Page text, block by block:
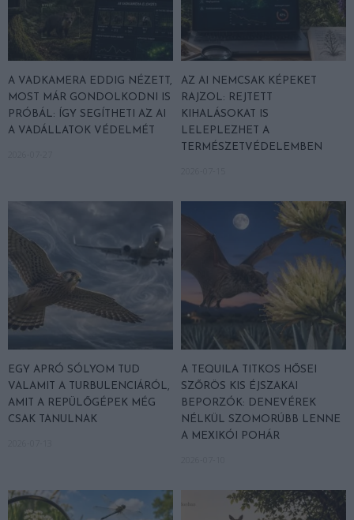
A VADKAMERA EDDIG NÉZETT,
MOST MÁR GONDOLKODNI IS
PRÓBÁL: ÍGY SEGÍTHETI AZ AI
A VADÁLLATOK VÉDELMÉT
AZ AI NEMCSAK KÉPEKET
RAJZOL: REJTETT
KIHALÁSOKAT IS
LELEPLEZHET A
TERMÉSZETVÉDELEMBEN
EGY APRÓ SÓLYOM TUD
VALAMIT A TURBULENCIÁRÓL,
AMIT A REPÜLŐGÉPEK MÉG
CSAK TANULNAK
A TEQUILA TITKOS HŐSEI
SZŐRÖS KIS ÉJSZAKAI
BEPORZÓK: DENEVÉREK
NÉLKÜL SZOMORÚBB LENNE
A MEXIKÓI POHÁR